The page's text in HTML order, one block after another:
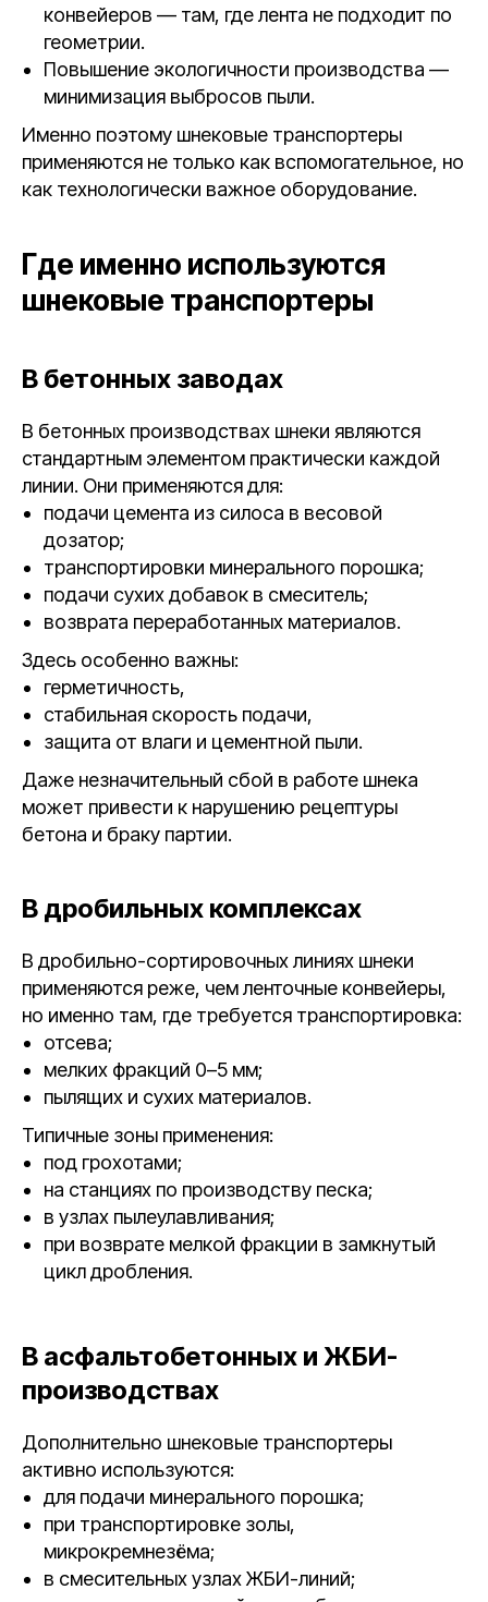
конвейеров — там, где лента не подходит по
геометрии.
Повышение экологичности производства —
минимизация выбросов пыли.
Именно поэтому шнековые транспортеры
применяются не только как вспомогательное, но
как технологически важное оборудование.
Где именно используются
шнековые транспортеры
В бетонных заводах
В бетонных производствах шнеки являются
стандартным элементом практически каждой
линии. Они применяются для:
подачи цемента из силоса в весовой
дозатор;
транспортировки минерального порошка;
подачи сухих добавок в смеситель;
возврата переработанных материалов.
Здесь особенно важны:
герметичность,
стабильная скорость подачи,
защита от влаги и цементной пыли.
Даже незначительный сбой в работе шнека
может привести к нарушению рецептуры
бетона и браку партии.
В дробильных комплексах
В дробильно-сортировочных линиях шнеки
применяются реже, чем ленточные конвейеры,
но именно там, где требуется транспортировка:
отсева;
мелких фракций 0–5 мм;
пылящих и сухих материалов.
Типичные зоны применения:
под грохотами;
на станциях по производству песка;
в узлах пылеулавливания;
при возврате мелкой фракции в замкнутый
цикл дробления.
В асфальтобетонных и ЖБИ-
производствах
Дополнительно шнековые транспортеры
активно используются:
для подачи минерального порошка;
при транспортировке золы,
микрокремнезёма;
в смесительных узлах ЖБИ-линий;